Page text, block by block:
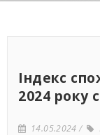
Індекс
2024 року
14.05.2024